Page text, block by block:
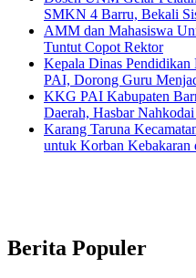
SMKN 4 Barru, Bekali
AMM dan Mahasiswa
Tuntut Copot Rektor
Kepala Dinas
PAI, Dorong Guru
KKG PAI Kabupaten
Daerah, Hasbar
Karang Taruna
untuk Korban Kebakaran
Berita Populer